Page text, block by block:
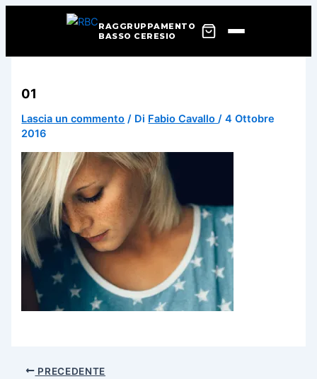
RAGGRUPPAMENTO
BASSO CERESIO
contenuto
01
Lascia un commento / Di Fabio Cavallo/4 Ottobre
2016
PRECEDENTE